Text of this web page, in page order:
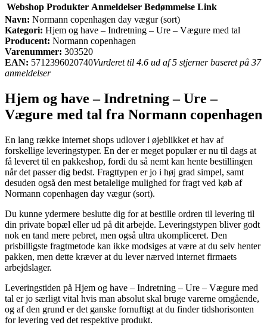
Webshop Produkter Anmeldelser Bedømmelse Link
Navn: Normann copenhagen day vægur (sort)
Kategori: Hjem og have – Indretning – Ure – Vægure med tal
Producent: Normann copenhagen
Varenummer: 303520
EAN: 5712396020740Vurderet til 4.6 ud af 5 stjerner baseret på 37
anmeldelser
Hjem og have – Indretning – Ure –
Vægure med tal fra Normann copenhagen
En lang række internet shops udlover i øjeblikket et hav af
forskellige leveringstyper. En der er meget populær er nu til dags at
få leveret til en pakkeshop, fordi du så nemt kan hente bestillingen
når det passer dig bedst. Fragttypen er jo i høj grad simpel, samt
desuden også den mest betalelige mulighed for fragt ved køb af
Normann copenhagen day vægur (sort).
Du kunne ydermere beslutte dig for at bestille ordren til levering til
din private bopæl eller ud på dit arbejde. Leveringstypen bliver godt
nok en tand mere pebret, men også ultra ukompliceret. Den
prisbilligste fragtmetode kan ikke modsiges at være at du selv henter
pakken, men dette kræver at du lever nærved internet firmaets
arbejdslager.
Leveringstiden på Hjem og have – Indretning – Ure – Vægure med
tal er jo særligt vital hvis man absolut skal bruge varerne omgående,
og af den grund er det ganske fornuftigt at du finder tidshorisonten
for levering ved det respektive produkt.